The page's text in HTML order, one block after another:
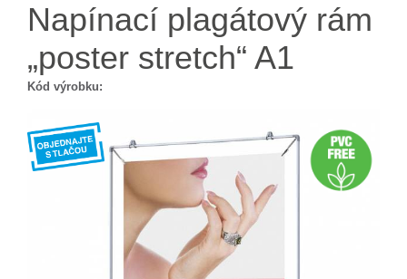
Napínací plagátový rám
„poster stretch“ A1
Kód výrobku: